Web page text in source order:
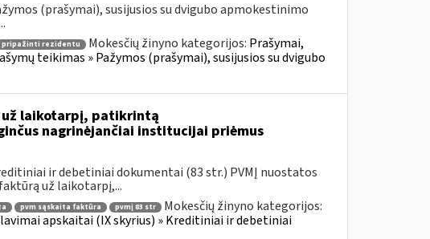
(prašymai), susijusios su dvigubo apmokestinimo
pripažinti rezidentu Mokesčių žinyno kategorijos: Prašymai,
teikimas » Pažymos (prašymai), susijusios su dvigubo
laikotarpį, patikrintą
nagrinėjančiai institucijai priėmus
ir debetiniai dokumentai (83 str.) PVMĮ nuostatos
už laikotarpį,...
pvm sąskaita faktūra pvmį 83 str
Mokesčių žinyno kategorijos:
apskaitai (IX skyrius) » Kreditiniai ir debetiniai